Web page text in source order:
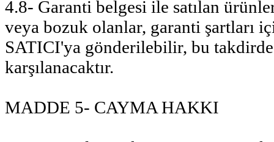
4.8- Garanti belgesi ile satılan
veya bozuk olanlar, garanti şartları
SATICI'ya gönderilebilir, bu
karşılanacaktır.
MADDE 5- CAYMA HAKKI